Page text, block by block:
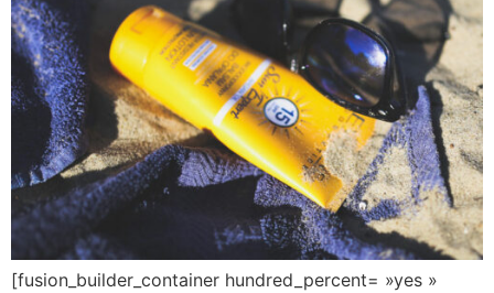
[fusion_builder_container hundred_percent= »yes »